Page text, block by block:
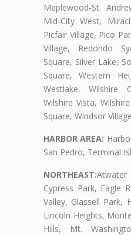
Maplewood-St.
Mid-City West,
Picfair Village, Pico
Village, Redondo
Square, Silver Lake,
Square, Western
Westlake, Wilshire
Wilshire Vista,
Square, Windsor Village
HARBOR AREA:
San Pedro, Terminal
NORTHEAST:Atwater
Cypress Park, Eagle
Valley, Glassell Park,
Lincoln Heights,
Hills, Mt.